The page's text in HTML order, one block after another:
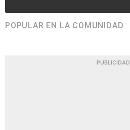
POPULAR EN LA COMUNIDAD
PUBLICIDAD